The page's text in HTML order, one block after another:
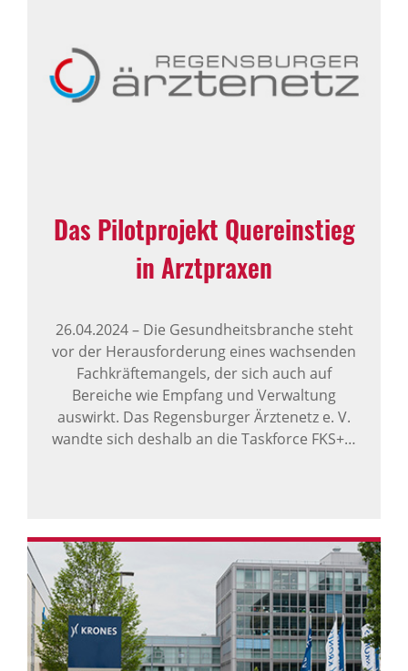
Das Pilotprojekt Quereinstieg
in Arztpraxen
26.04.2024–Die Gesundheitsbranche steht
vor der Herausforderung eines wachsenden
Fachkräftemangels, der sich auch auf
Bereiche wie Empfang und Verwaltung
auswirkt. Das Regensburger Ärztenetz e. V.
wandte sich deshalb an die Taskforce FKS+…